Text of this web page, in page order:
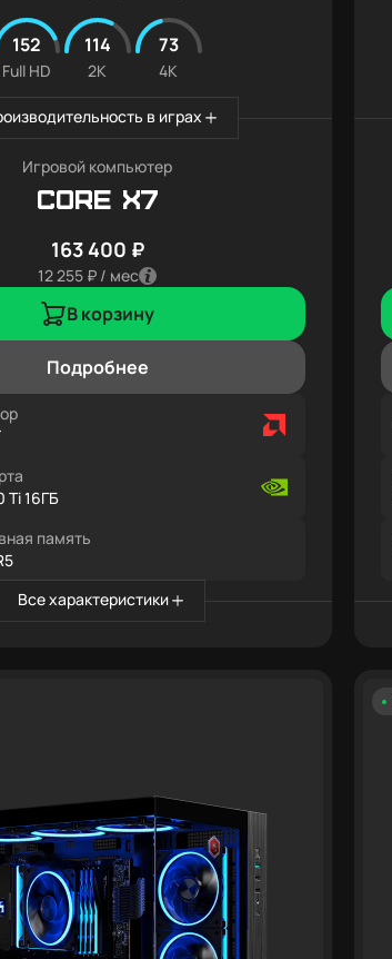
152
Full HD
114
2K
73
4K
в играх
Игровой компьютер
Core X7
163 400 ₽
12 255 ₽ / мес
В корзину
Подробнее
Ti 16ГБ
память
Все характеристики